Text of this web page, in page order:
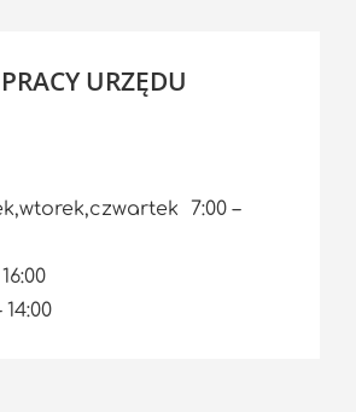
URZĘDU
7:00 –